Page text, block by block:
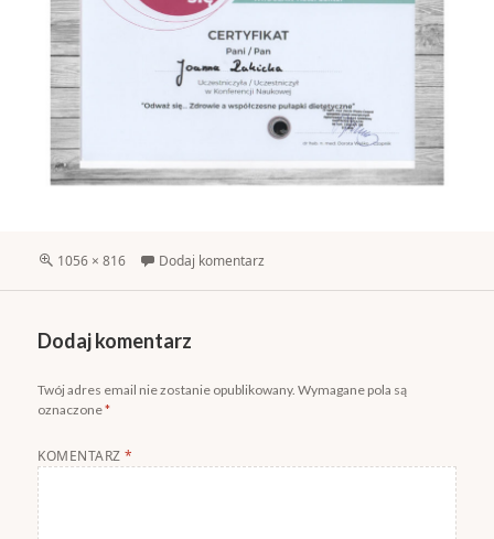
Pełny
1056 × 816 Dodaj komentarz
Dodaj komentarz
Twój adres email nie zostanie opublikowany. Wymagane pola są
oznaczone*
KOMENTARZ*